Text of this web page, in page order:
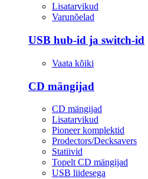
Lisatarvikud
Varunõelad
USB hub-id ja switch-id
Vaata kõiki
CD mängijad
CD mängijad
Lisatarvikud
Pioneer komplektid
Prodectors/Decksavers
Statiivid
Topelt CD mängijad
USB liidesega